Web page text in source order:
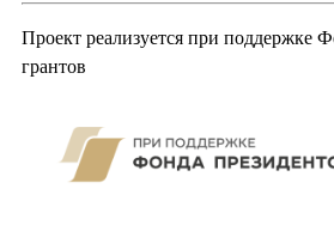
Проект реализуется при поддержке
грантов